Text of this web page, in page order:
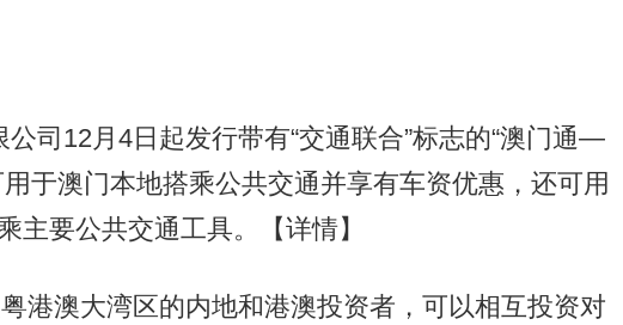
12月4日起发行带有“交通联合”标志的“澳门通—
于澳门本地搭乘公共交通并享有车资优惠，还可用
主要公共交通工具。
【详情】
澳大湾区的内地和港澳投资者，可以相互投资对